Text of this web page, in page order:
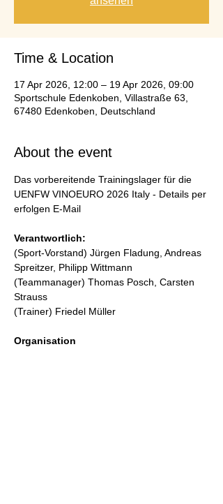
Time & Location
17 Apr 2026, 12:00 – 19 Apr 2026, 09:00
Sportschule Edenkoben, Villastraße 63,
67480 Edenkoben, Deutschland
About the event
Das vorbereitende Trainingslager für die
UENFW VINOEURO 2026 Italy - Details per
erfolgen E-Mail
Verantwortlich:
(Sport-Vorstand) Jürgen Fladung, Andreas
Spreitzer, Philipp Wittmann
(Teammanager) Thomas Posch, Carsten
Strauss
(Trainer) Friedel Müller
Organisation